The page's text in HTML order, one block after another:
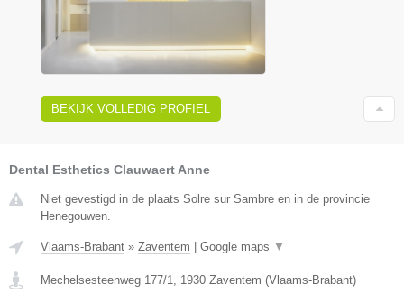
BEKIJK VOLLEDIG PROFIEL
Dental Esthetics Clauwaert Anne
Niet gevestigd in de plaats Solre sur Sambre en in de provincie
Henegouwen.
Vlaams-Brabant » Zaventem Google maps ▼
Mechelsesteenweg 177/1 1930 Zaventem (Vlaams-Brabant)